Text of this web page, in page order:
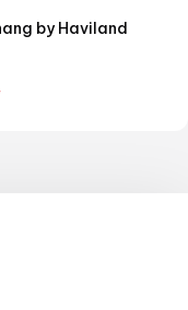
by Haviland